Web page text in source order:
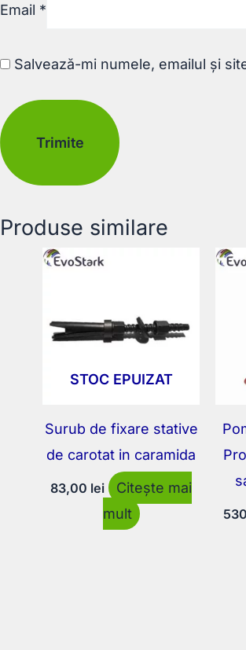
Email *
Salvează-mi numele, emailul și
Produse similare
STOC EPUIZAT
Surub de fixare stative
de carotat in caramida
83,00 lei
Citește mai
mult